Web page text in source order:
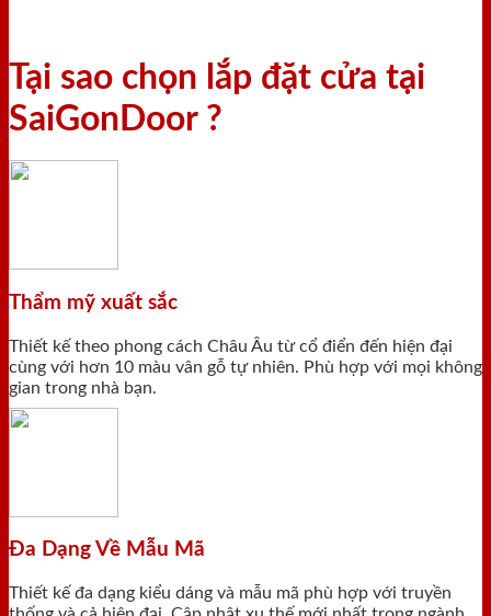
Tại sao chọn lắp đặt cửa tại
SaiGonDoor ?
Thẩm mỹ xuất sắc
Thiết kế theo phong cách Châu Âu từ cổ điển đến hiện đại
cùng với hơn 10 màu vân gỗ tự nhiên. Phù hợp với mọi không
gian trong nhà bạn.
Đa Dạng Về Mẫu Mã
Thiết kế đa dạng kiểu dáng và mẫu mã phù hợp với truyền